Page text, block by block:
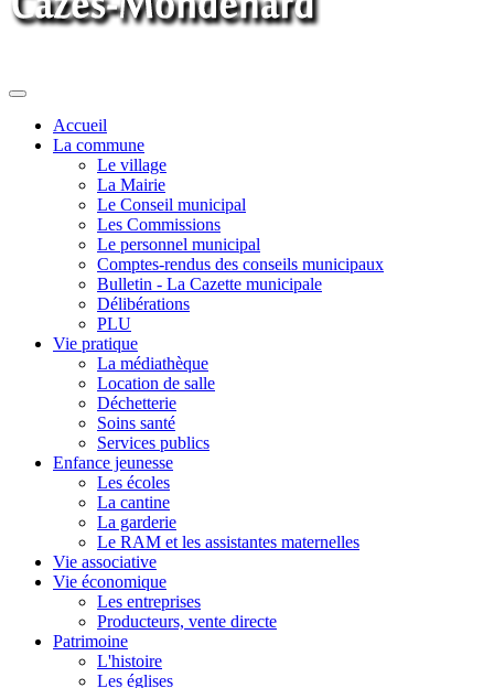
Toggle
navigationAccueil
La commune
Le village
La Mairie
Le Conseil municipal
Les Commissions
Le personnel municipal
Comptes-rendus des conseils municipaux
Bulletin - La Cazette municipale
Délibérations
PLU
Vie pratique
La médiathèque
Location de salle
Déchetterie
Soins santé
Services publics
Enfance jeunesse
Les écoles
La cantine
La garderie
Le RAM et les assistantes maternelles
Vie associative
Vie économique
Les entreprises
Producteurs, vente directe
Patrimoine
L'histoire
Les églises